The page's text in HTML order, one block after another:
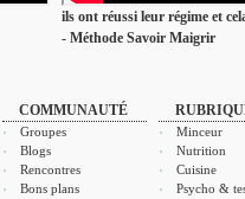
ils ont réussi leur régime et
- Méthode Savoir Maigrir
COMMUNAUTÉ
Groupes
Blogs
Rencontres
Bons plans
Minceur
Nutrition
Cuisine
Psycho &